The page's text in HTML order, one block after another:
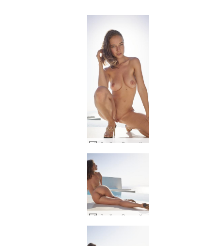
ग्रीस में नतालिया ए गॉर्जियस #30
ग्रीस में नतालिया ए गॉर्जियस #14